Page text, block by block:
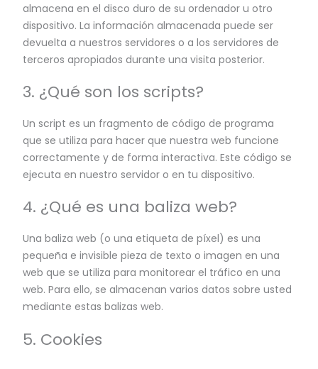
almacena en el disco duro de su ordenador u otro
dispositivo. La información almacenada puede ser
devuelta a nuestros servidores o a los servidores de
terceros apropiados durante una visita posterior.
3. ¿Qué son los scripts?
Un script es un fragmento de código de programa
que se utiliza para hacer que nuestra web funcione
correctamente y de forma interactiva. Este código se
ejecuta en nuestro servidor o en tu dispositivo.
4. ¿Qué es una baliza web?
Una baliza web (o una etiqueta de píxel) es una
pequeña e invisible pieza de texto o imagen en una
web que se utiliza para monitorear el tráfico en una
web. Para ello, se almacenan varios datos sobre usted
mediante estas balizas web.
5. Cookies